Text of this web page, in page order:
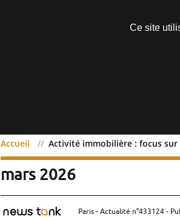
Accueil Activité immobilière : focus sur
Activité immobilière :
mars 2026
Paris - Actualité n°433124 -
Ce site